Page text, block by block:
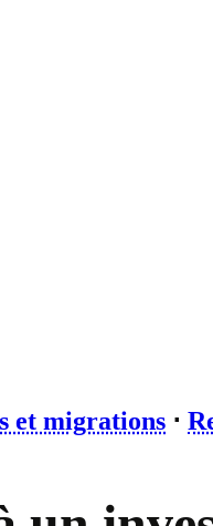
et migrations ⋅